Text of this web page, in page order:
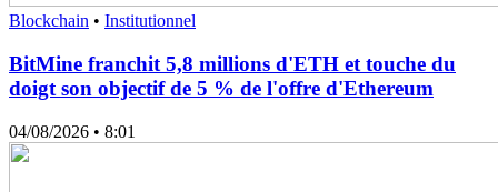
Blockchain • Institutionnel
BitMine franchit 5,8 millions d'ETH et touche du
doigt son objectif de 5 % de l'offre d'Ethereum
04/08/2026 • 8:01